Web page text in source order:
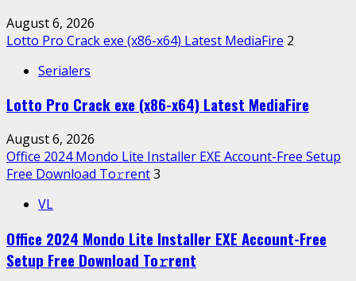
August 6, 2026
Lotto Pro Crack exe (x86-x64) Latest MediaFire 2
Serialers
Lotto Pro Crack exe (x86-x64) Latest MediaFire
August 6, 2026
Office 2024 Mondo Lite Installer EXE Account-Free Setup
Frее Download To𝚛rent3
VL
Office 2024 Mondo Lite Installer EXE Account-Free
Setup Frее Download To𝚛rent